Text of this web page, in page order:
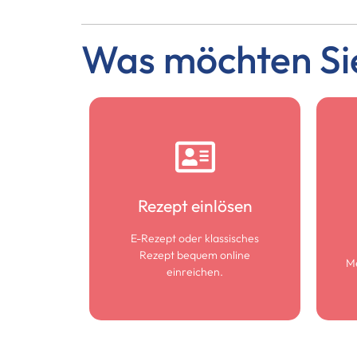
Was möchten
Rezept einlösen
E-Rezept oder klassisches
Rezept bequem online
einreichen.